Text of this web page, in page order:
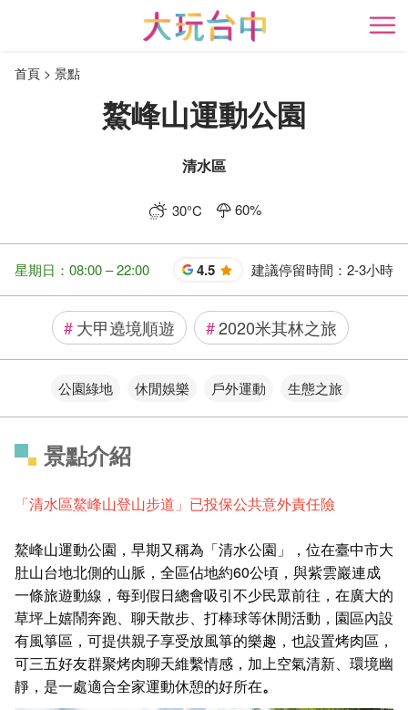
開
首頁 景點
鰲峰山運動公園
清水區
30°C 60%
星期日：08:00 – 22:00 4.5 星 建議停留時間： 2-3小時
#大甲遶境順遊 #2020米其林之旅
公園綠地 休閒娛樂 戶外運動 生態之旅
景點介紹
「清水區鰲峰山登山步道 」已投保公共意外責任險
鰲峰山運動公園，早期又稱為「清水公園」，位在臺中市大
肚山台地北側的山脈，全區佔地約60公頃，與紫雲巖連成
一條旅遊動線，每到假日總會吸引不少民眾前往，在廣大的
草坪上嬉鬧奔跑、聊天散步、打棒球等休閒活動，園區內設
有風箏區，可提供親子享受放風箏的樂趣，也設置烤肉區，
可三五好友群聚烤肉聊天維繫情感，加上空氣清新、環境幽
靜，是一處適合全家運動休憩的好所在。